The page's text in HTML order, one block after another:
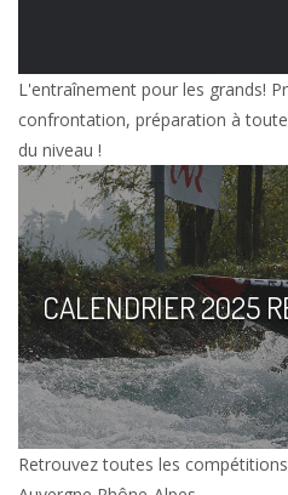
L'entraînement pour les grands!
confrontation, préparation à
du niveau !
CALENDRIER 2025
Retrouvez toutes les